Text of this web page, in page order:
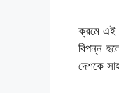
ক্রমে এই
বিপন্ন
দেশকে